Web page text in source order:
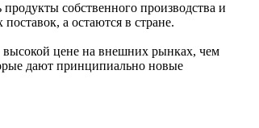
собственного производства и
а остаются в стране.
высокой цене на внешних рынках, чем
дают принципиально новые